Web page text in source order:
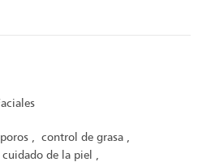
control de grasa
cuidado de la piel